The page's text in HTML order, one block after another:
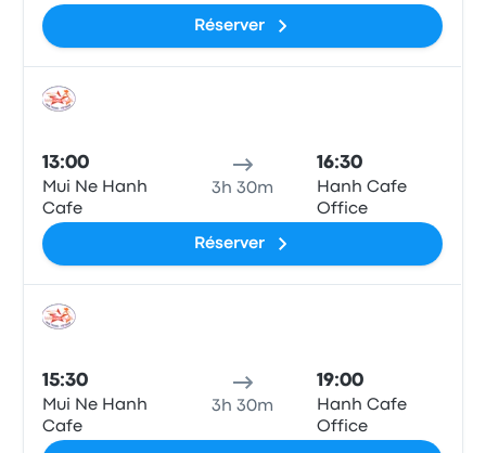
Réserver
13:00
Mui Ne Hanh
Cafe
3h 30m
16:30
Hanh Cafe
Office
Réserver
15:30
Mui Ne Hanh
Cafe
3h 30m
19:00
Hanh Cafe
Office